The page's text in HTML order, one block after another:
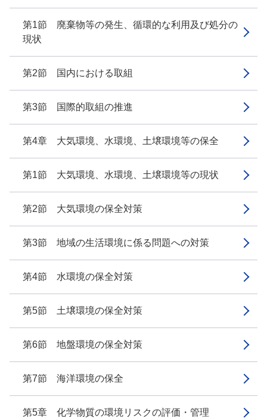
第1節 廃棄物等の発生、循環的な利用及び処分の
現状
第2節 国内における取組
第3節 国際的取組の推進
第4章 大気環境、水環境、土壌環境等の保全
第1節 大気環境、水環境、土壌環境等の現状
第2節 大気環境の保全対策
第3節 地域の生活環境に係る問題への対策
第4節 水環境の保全対策
第5節 土壌環境の保全対策
第6節 地盤環境の保全対策
第7節 海洋環境の保全
第5章 化学物質の環境リスクの評価・管理